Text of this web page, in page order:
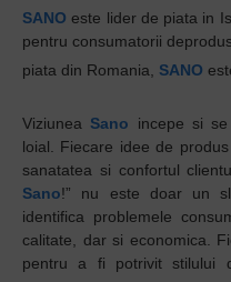
SANO este lider de piata in
pentru consumatorii
piata din Romania, SANO
Viziunea Sano incepe si
loial. Fiecare idee de
sanatatea si confortul
Sano!” nu este doar un
identifica problemele
calitate, dar si economica.
pentru a fi potrivit stilului